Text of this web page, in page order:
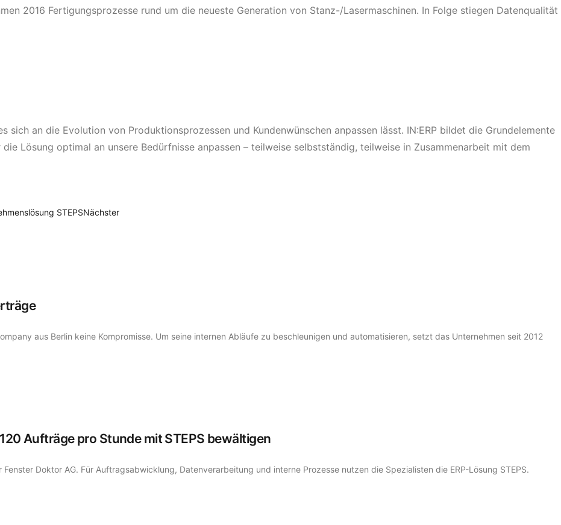
2016 Fertigungsprozesse rund um die neueste Generation von Stanz-/Lasermaschinen. In Folge stiegen Datenqualität
sich an die Evolution von Produktionsprozessen und Kundenwünschen anpassen lässt. IN:ERP bildet die Grundelemente
Lösung optimal an unsere Bedürfnisse anpassen – teilweise selbstständig, teilweise in Zusammenarbeit mit dem
STEPSNächster
aus Berlin keine Kompromisse. Um seine internen Abläufe zu beschleunigen und automatisieren, setzt das Unternehmen seit 2012
Aufträge pro Stunde mit STEPS bewältigen
Doktor AG. Für Auftragsabwicklung, Datenverarbeitung und interne Prozesse nutzen die Spezialisten die ERP-Lösung STEPS.